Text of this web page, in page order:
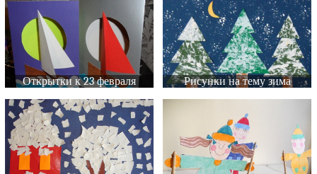
Открытки к 23 февраля Рисунки на тему зима